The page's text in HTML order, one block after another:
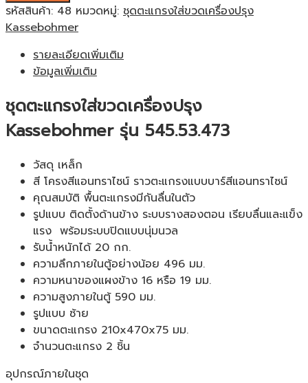
รหัสสินค้า: 48 หมวดหมู่: ชุดตะแกรงใส่ขวดเครื่องปรุง
Kassebohmer
รายละเอียดเพิ่มเติม
ข้อมูลเพิ่มเติม
ชุดตะแกรงใส่ขวดเครื่องปรุง
Kassebohmer รุ่น 545.53.473
วัสดุ เหล็ก
สี โครงสีแอนทราไซน์ ราวตะแกรงแบบบาร์สีแอนทราไซน์
คุณสมบัติ พื้นตะแกรงมีกันลื่นในตัว
รูปแบบ ติดตั้งด้านข้าง ระบบรางสองตอน เรียบลื่นและแข็ง
แรง พร้อมระบบปิดแบบนุ่มนวล
รับน้ำหนักได้ 20 กก.
ความลึกภายในตู้อย่างน้อย 496 มม.
ความหนาของแผงข้าง 16 หรือ 19 มม.
ความสูงภายในตู้ 590 มม.
รูปแบบ ซ้าย
ขนาดตะแกรง 210x470x75 มม.
จำนวนตะแกรง 2 ชิ้น
อุปกรณ์ภายในชุด